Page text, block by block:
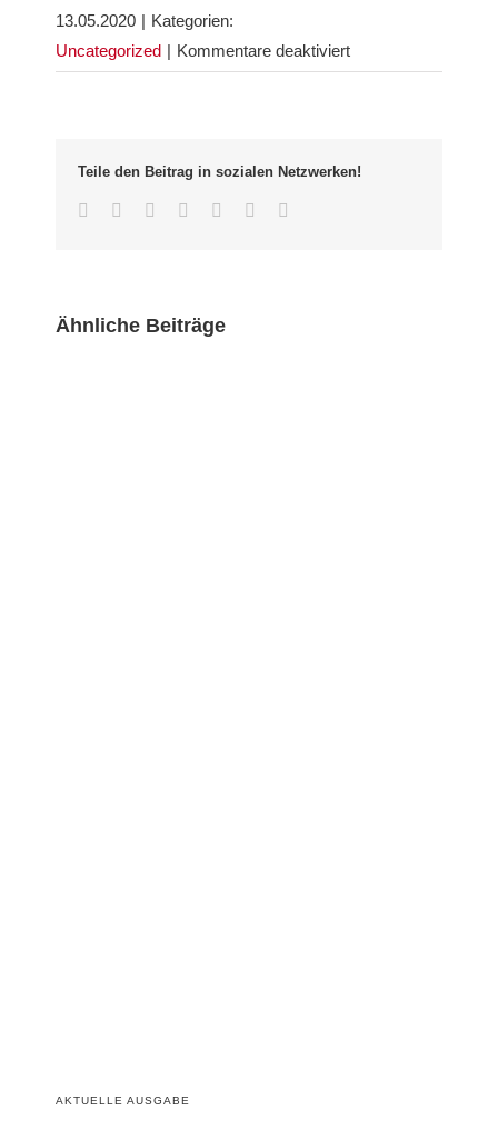
13.05.2020 | Kategorien:
Uncategorized | Kommentare deaktiviertfür
in
Teile den Beitrag in sozialen Netzwerken!
Facebook
TwitterLinkedInWhatsappGoogle+Pinterest
Ähnliche Beiträge
AKTUELLE AUSGABE